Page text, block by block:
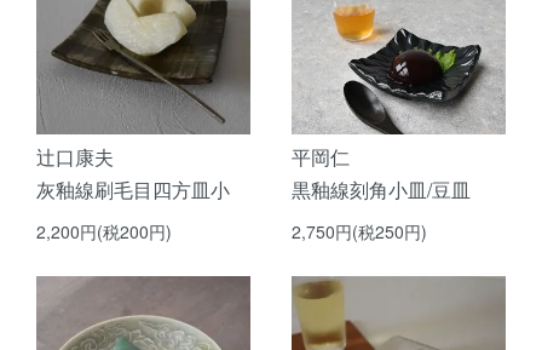
辻口康夫
灰釉線刷毛目四方皿小
2,200円(税200円)
平岡仁
黒釉線刻角小皿/豆皿
2,750円(税250円)